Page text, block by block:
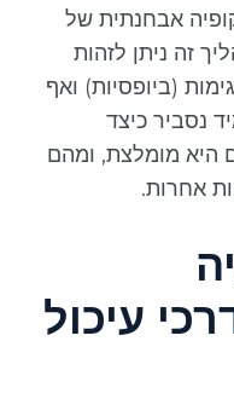
אבחנתית של
זה ניתן לזהות
(ביופסיות) ואף
נסביר כיצד
מומלצת, ומהם
אחרות.
עיכול